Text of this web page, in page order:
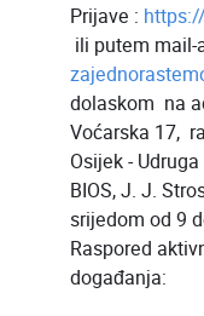
Prijave :
ili putem mail-
dolaskom na
Voćarska 17,
Osijek -
BIOS, J. J.
srijedom od 9
Raspored
događanja: